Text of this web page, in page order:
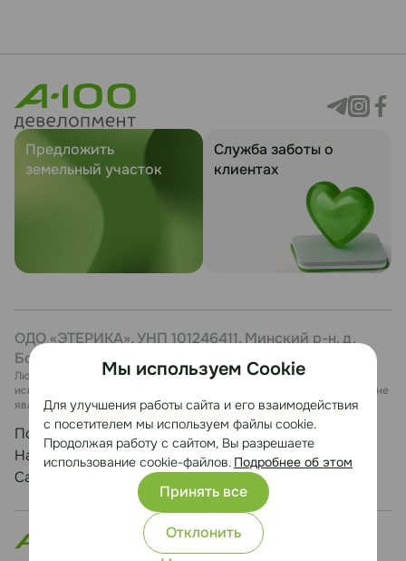
Предложить
земельный участок
Служба заботы о
клиентах
ОДО «ЭТЕРИКА», УНП 101246411, Минский р-н, д.
Боровая, 7, каб. 27
Любая информация, представленная на данном сайте, носит
исключительно информационный характер и ни при каких условиях не
является публичной офертой.
Политика конфиденциальности
Настройка cookie
Сайт разработан Медиа Лайн
Мы используем Cookie
Для улучшения работы сайта и его взаимодействия
с посетителем мы используем файлы cookie.
Продолжая работу с сайтом, Вы разрешаете
использование cookie-файлов. Подробнее об этом
Принять все
Отклонить